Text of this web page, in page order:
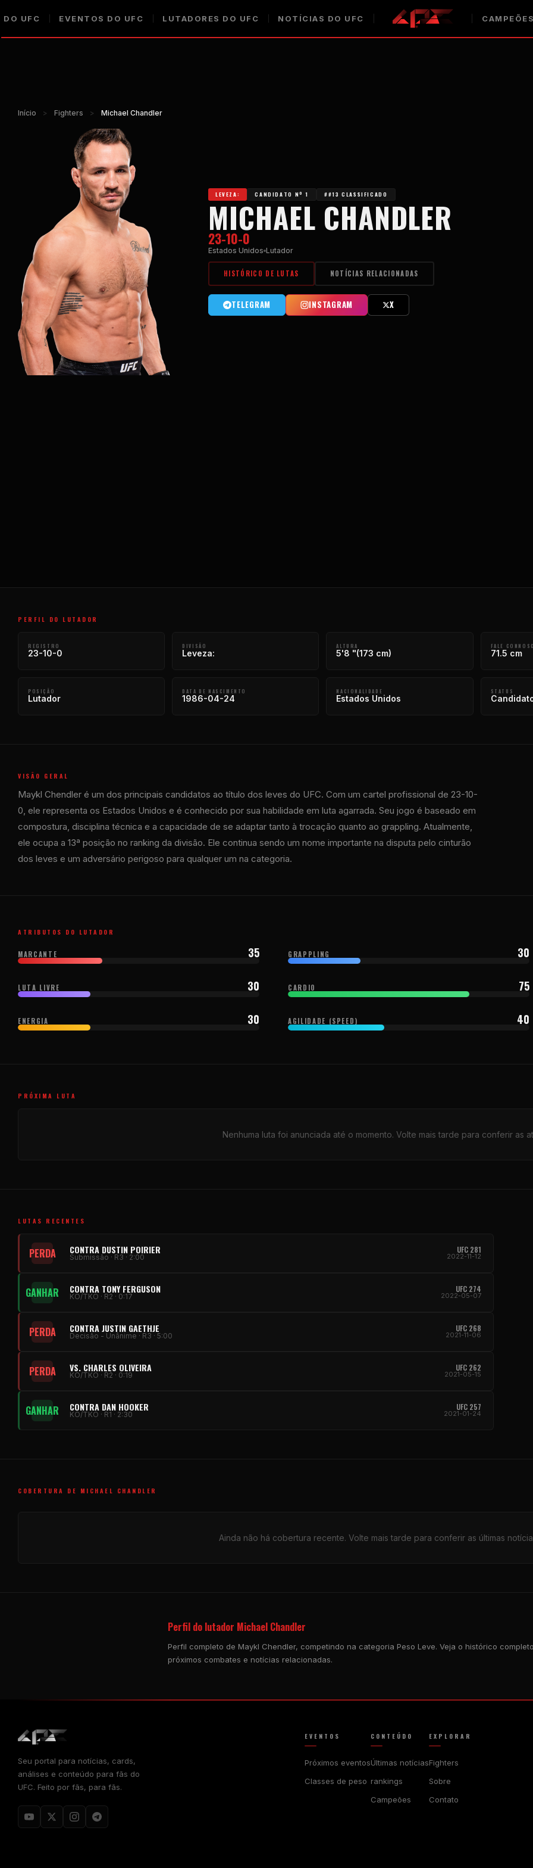
DO UFC EVENTOS DO UFC LUTADORES DO UFC NOTÍCIAS DO UFC
Início > Fighters > Michael Chandler
LEVEZA: CANDIDATO Nº 1 ##13 CLASSIFICADO
MICHAEL CHANDLER
23-10-0
Estados Unidos Lutador
HISTÓRICO DE LUTAS NOTÍCIAS RELACIONADAS
TELEGRAM INSTAGRAM X
PERFIL DO LUTADOR
REGISTRO
23-10-0
DIVISÃO
Leveza:
ALTURA
5'8 "(173 cm)
FALE
71.5 cm
POSIÇÃO
Lutador
DATA DE NASCIMENTO
1986-04-24
NACIONALIDADE
Estados Unidos
STATUS
VISÃO GERAL
Maykl Chendler é um dos principais candidatos ao título dos leves do UFC. Com um cartel profissional de 23-10-
0, ele representa os Estados Unidos e é conhecido por sua habilidade em luta agarrada. Seu jogo é baseado em
compostura, disciplina técnica e a capacidade de se adaptar tanto à trocação quanto ao grappling. Atualmente,
ele ocupa a 13ª posição no ranking da divisão. Ele continua sendo um nome importante na disputa pelo cinturão
dos leves e um adversário perigoso para qualquer um na categoria.
ATRIBUTOS DO LUTADOR
MARCANTE 35 GRAPPLING 30
LUTA LIVRE 30 CARDIO 75
ENERGIA 30 AGILIDADE (SPEED) 40
PRÓXIMA LUTA
Nenhuma luta foi anunciada até o momento. Volte mais tarde para conferir as
LUTAS RECENTES
PERDA CONTRA DUSTIN POIRIER
Submissão · R3 · 2:00
UFC 281
2022-11-12
GANHAR CONTRA TONY FERGUSON
KO/TKO · R2 · 0:17
UFC 274
2022-05-07
PERDA CONTRA JUSTIN GAETHJE
Decisão - Unânime · R3 · 5:00
UFC 268
2021-11-06
PERDA VS. CHARLES OLIVEIRA
KO/TKO · R2 · 0:19
UFC 262
2021-05-15
GANHAR CONTRA DAN HOOKER
KO/TKO · R1 · 2:30
UFC 257
2021-01-24
COBERTURA DE MICHAEL CHANDLER
Ainda não há cobertura recente. Volte mais tarde para conferir as últimas
Perfil do lutador Michael Chandler
Perfil completo de Maykl Chendler, competindo na categoria Peso Leve. Veja o histórico
próximos combates e notícias relacionadas.
Seu portal para notícias, cards,
análises e conteúdo para fãs do
UFC. Feito por fãs, para fãs.
EVENTOS
Próximos eventos
Classes de peso
CONTEÚDO
Últimas notícias
rankings
Campeões
EXPLORAR
Fighters
Sobre
Contato